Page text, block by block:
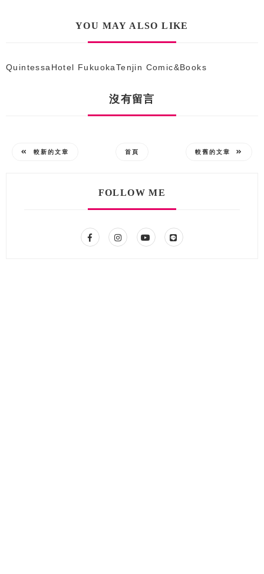
YOU MAY ALSO LIKE
QuintessaHotel FukuokaTenjin Comic&Books
沒有留言
較新的文章 首頁 較舊的文章
FOLLOW ME